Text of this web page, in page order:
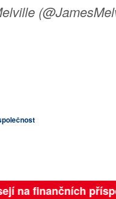
na finančních